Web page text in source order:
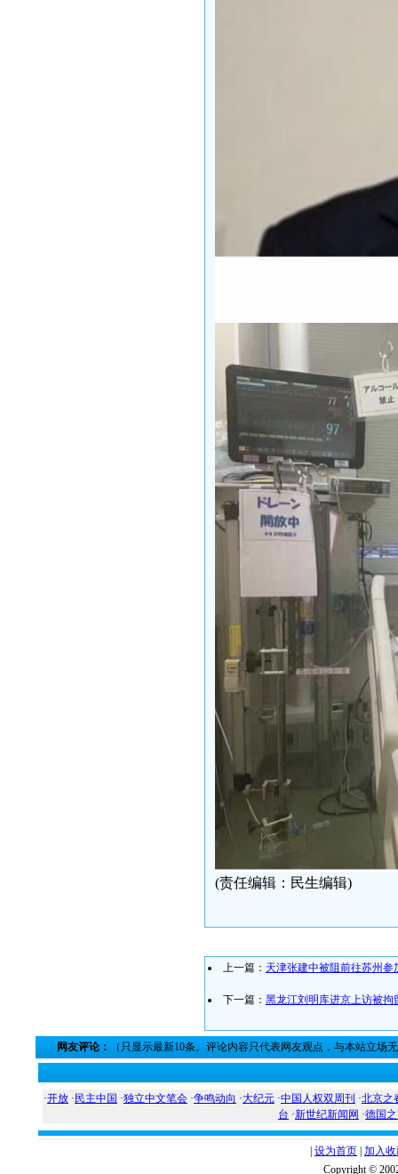
(责任编辑：民生编辑)
上一篇： 天津张建中被阻前往苏州参
下一篇： 黑龙江刘明库进京上访被拘
网友评论： （只显示最新10条。评论内容只代表网友观点，与本站立场
·开放 · 民主中国 ·独立中文笔会 ·争鸣动向 ·大纪元 ·中国人权双周刊 ·北京之
台 ·新世纪新闻网 ·德国
设为首页 加入
Copyright ©